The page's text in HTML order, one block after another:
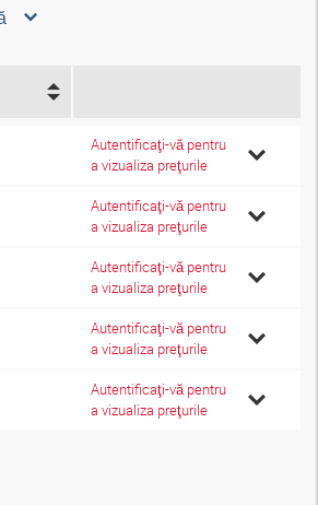
Autentificaţi-vă pentru
a vizualiza preţurile
Autentificaţi-vă pentru
a vizualiza preţurile
Autentificaţi-vă pentru
a vizualiza preţurile
Autentificaţi-vă pentru
a vizualiza preţurile
Autentificaţi-vă pentru
a vizualiza preţurile